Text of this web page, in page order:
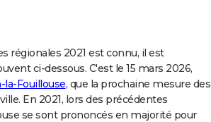
régionales 2021 est connu, il est
ci-dessous. C'est le 15 mars 2026,
la-Fouillouse, que la prochaine mesure des
En 2021, lors des précédentes
se sont prononcés en majorité pour